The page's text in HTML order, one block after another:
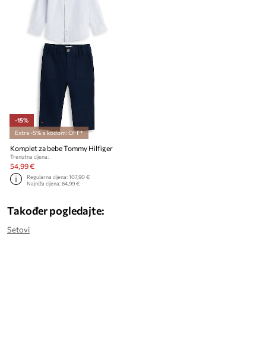
-15%
Extra -5% s kodom: OFF*
Komplet za bebe Tommy Hilfiger
Trenutna cijena:
54,99 €
Regularna cijena:107,90 €
Najniža cijena:64,99 €
Također pogledajte:
Setovi